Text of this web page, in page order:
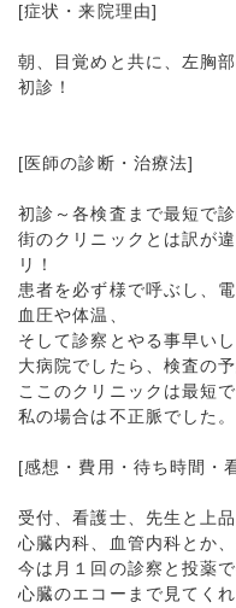
[症状・来院理由]
朝、目覚めと共に、左胸
初診！
[医師の診断・治療法]
初診～各検査まで最短で
街のクリニックとは訳が
リ！
患者を必ず様で呼ぶし、
血圧や体温、
そして診察とやる事早い
大病院でしたら、検査の
ここのクリニックは最短
私の場合は不正脈でした。
[感想・費用・待ち時間・
受付、看護士、先生と上
心臓内科、血管内科とか
今は月１回の診察と投薬
心臓のエコーまで見てく